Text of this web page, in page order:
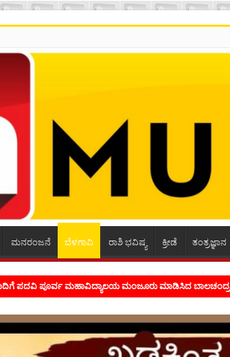
ಮನರಂಜನೆ ಬೆಳಗಾವಿ ರಾಶಿ ಭವಿಷ್ಯ ಕ್ರೀಡೆ ತಂತ್ರಜ್ಞಾನ
ಕವಿಗೋಷ್ಠಿಯ ಸಂಭ್ರಮ ಭಾವನೆಗಳನ್ನು ಕಟ್ಟಿಕೊಡುವ ಕಲೆಗಾರಿಕೆ ಕವಿಗೆ